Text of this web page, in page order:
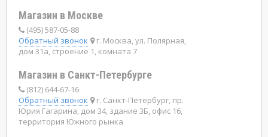
Магазин в Москве
(495) 587-05-88
Обратный звонок
г. Москва, ул. Полярная,
дом 31а, строение 1, комната 7
Магазин в Санкт-Петербурге
(812) 644-67-16
Обратный звонок
г. Санкт-Петербург, пр.
Юрия Гагарина, дом 34, здание 3Б, офис 16,
территория Южного рынка